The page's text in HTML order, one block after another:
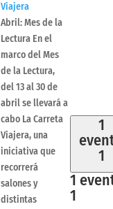
Viajera
Abril: Mes de la
Lectura En el
marco del Mes
de la Lectura,
del 13 al 30 de
abril se llevará a
cabo La Carreta
Viajera, una
iniciativa que
recorrerá
salones y
distintas
1
1
1
1